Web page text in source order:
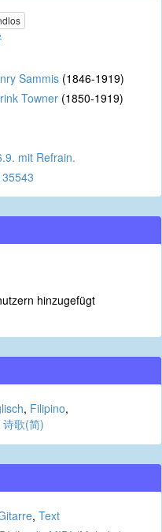
Sammis (1846-1919)
Towner (1850-1919)
mit Refrain.
hinzugefügt
, Filipino,
诗歌(简)
, Text